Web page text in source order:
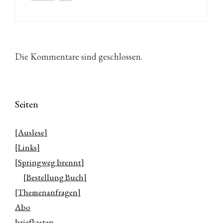
Die Kommentare sind geschlossen.
Seiten
[Auslese]
[Links]
[Springweg brennt]
[Bestellung Buch]
[Themenanfragen]
Abo